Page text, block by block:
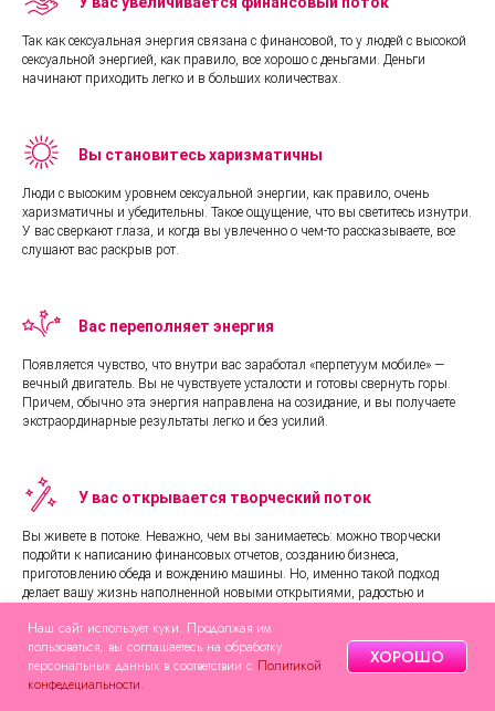
Так как сексуальная энергия связана с финансовой, то у людей с высокой
сексуальной энергией, как правило, все хорошо с деньгами. Деньги
начинают приходить легко и в больших количествах.
Вы становитесь харизматичны
Люди с высоким уровнем сексуальной энергии, как правило, очень
харизматичны и убедительны. Такое ощущение, что вы светитесь изнутри.
У вас сверкают глаза, и когда вы увлеченно о чем-то рассказываете, все
слушают вас раскрыв рот.
Вас переполняет энергия
Появляется чувство, что внутри вас заработал «перпетуум мобиле» —
вечный двигатель. Вы не чувствуете усталости и готовы свернуть горы.
Причем, обычно эта энергия направлена на созидание, и вы получаете
экстраординарные результаты легко и без усилий.
У вас открывается творческий поток
Вы живете в потоке. Неважно, чем вы занимаетесь: можно творчески
подойти к написанию финансовых отчетов, созданию бизнеса,
приготовлению обеда и вождению машины. Но, именно такой подход
делает вашу жизнь наполненной новыми открытиями, радостью и
Наш сайт использует куки. Продолжая им
пользоваться, вы соглашаетесь на обработку
персональных данных в соответствии с Политикой
конфедециальности.
ХОРОШО